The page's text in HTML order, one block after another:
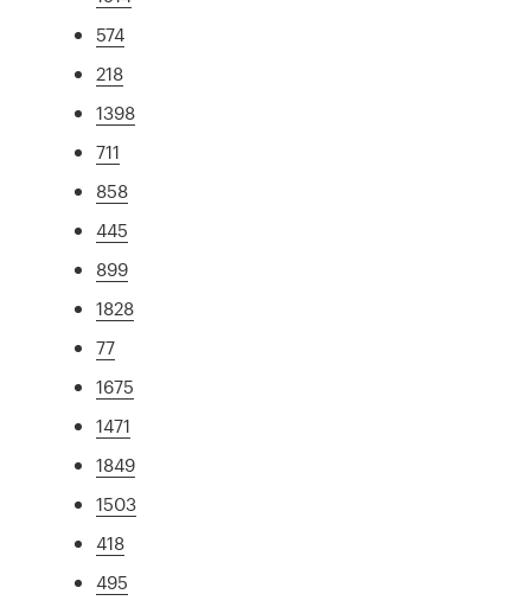
574
218
1398
711
858
445
899
1828
77
1675
1471
1849
1503
418
495